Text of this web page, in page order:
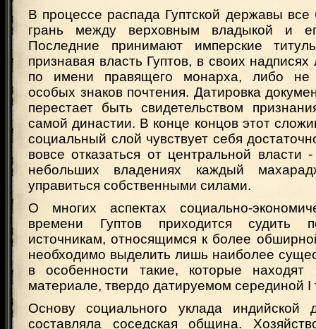
В процессе распада Гуптской державы все
грань между верховным владыкой и
Последние принимают имперские
признавая власть Гуптов, в своих
по имени правящего монарха, либо не
особых знаков почтения. Датировка
перестает быть свидетельством
самой династии. В конце концов этот
социальный слой чувствует себя
вовсе отказаться от центральной власти
небольших владениях каждый
управиться собственными силами.
О многих аспектах социально-
времени Гуптов приходится судить
источникам, относящимся к более
необходимо выделить лишь наиболее
в особенности такие, которые находят
материале, твердо датируемом серединой I
Основу социального уклада индийской
составляла соседская община.